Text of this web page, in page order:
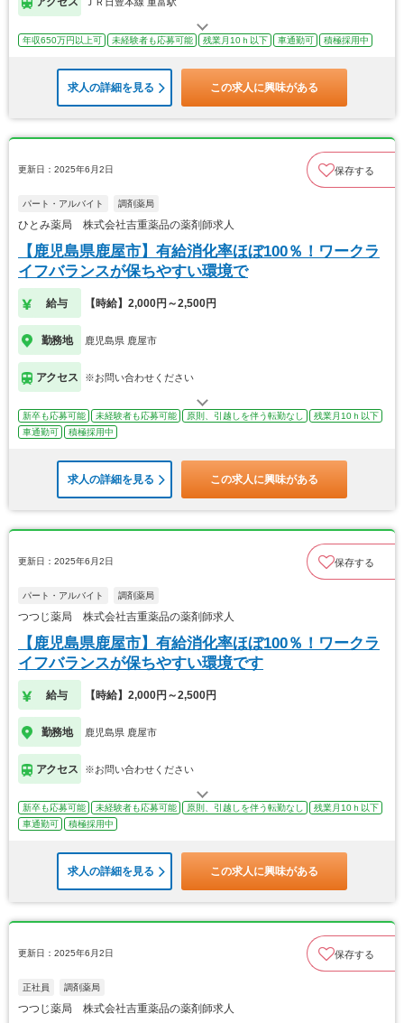
年収650万円以上可 未経験者も応募可能 残業月10ｈ以下 車通勤可 積極採用中
求人の詳細を見る この求人に興味がある
更新日：2025年6月2日 保存する
パート・アルバイト 調剤薬局
ひとみ薬局 株式会社吉重薬品の薬剤師求人
【鹿児島県鹿屋市】有給消化率ほぼ100％！ワークラ
イフバランスが保ちやすい環境で
給与 【時給】2,000円～2,500円
勤務地 鹿児島県 鹿屋市
アクセス ※お問い合わせください
新卒も応募可能 未経験者も応募可能 原則、引越しを伴う転勤なし
残業月10ｈ以下
車通勤可
積極採用中
求人の詳細を見る この求人に興味がある
更新日：2025年6月2日 保存する
パート・アルバイト 調剤薬局
つつじ薬局 株式会社吉重薬品の薬剤師求人
【鹿児島県鹿屋市】有給消化率ほぼ100％！ワークラ
イフバランスが保ちやすい環境です
給与 【時給】2,000円～2,500円
勤務地 鹿児島県 鹿屋市
アクセス ※お問い合わせください
新卒も応募可能 未経験者も応募可能 原則、引越しを伴う転勤なし
残業月10ｈ以下
車通勤可
積極採用中
求人の詳細を見る この求人に興味がある
更新日：2025年6月2日 保存する
正社員 調剤薬局
つつじ薬局 株式会社吉重薬品の薬剤師求人